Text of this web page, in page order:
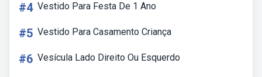
#4 Vestido Para Festa De 1 Ano
#5 Vestido Para Casamento Criança
#6 Vesícula Lado Direito Ou Esquerdo